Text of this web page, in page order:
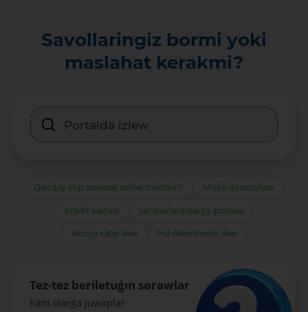
Savollaringiz bormi yoki
maslahat kerakmi?
Qanday etip amanat ashıw múmkin?
Mobil qosımshası
Kredit kartası
Jas shańaraqlarǵa ipoteka
Akciya satıp alıw
Pul ótkermesin alıw
Tez-tez beriletuǵın sorawlar
hám olarǵa juwaplar